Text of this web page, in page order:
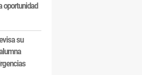
oportunidad
su